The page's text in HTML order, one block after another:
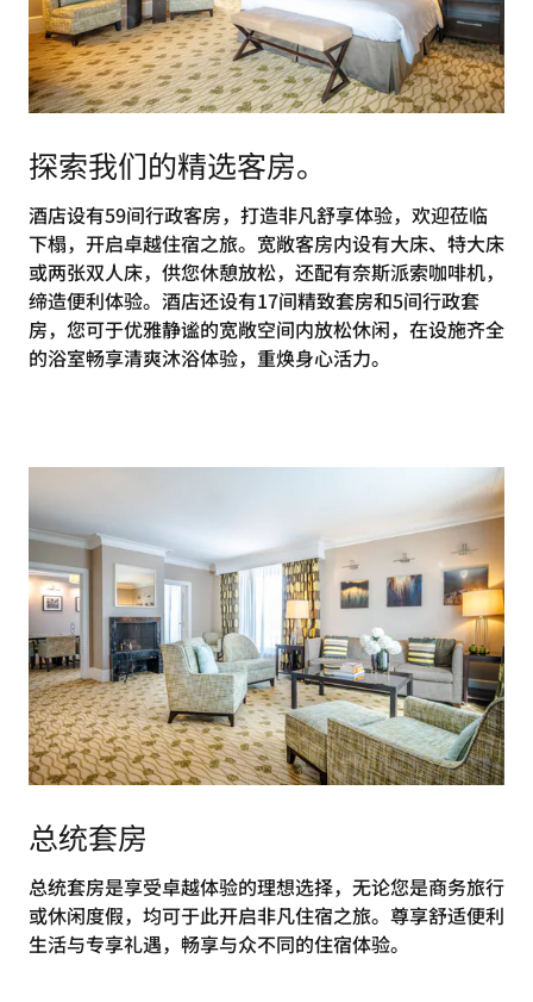
探索我们的精选客房。
酒店设有59间行政客房，打造非凡舒享体验，欢迎莅临
下榻，开启卓越住宿之旅。宽敞客房内设有大床、特大床
或两张双人床，供您休憩放松，还配有奈斯派索咖啡机，
缔造便利体验。酒店还设有17间精致套房和5间行政套
房，您可于优雅静谧的宽敞空间内放松休闲，在设施齐全
的浴室畅享清爽沐浴体验，重焕身心活力。
总统套房
总统套房是享受卓越体验的理想选择，无论您是商务旅行
或休闲度假，均可于此开启非凡住宿之旅。尊享舒适便利
生活与专享礼遇，畅享与众不同的住宿体验。